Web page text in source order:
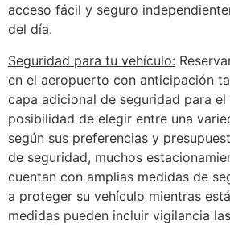
acceso fácil y seguro
del día.
Seguridad para tu vehículo:
en el aeropuerto con anticipación
capa adicional de seguridad para
posibilidad de elegir entre una
según sus preferencias y
de seguridad, muchos
cuentan con amplias medidas de
a proteger su vehículo mientras
medidas pueden incluir vigilancia